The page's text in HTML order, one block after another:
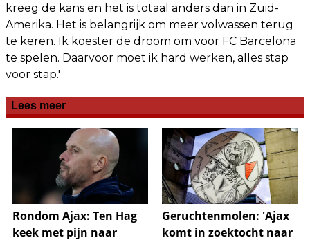
kreeg de kans en het is totaal anders dan in Zuid-
Amerika. Het is belangrijk om meer volwassen terug
te keren. Ik koester de droom om voor FC Barcelona
te spelen. Daarvoor moet ik hard werken, alles stap
voor stap.'